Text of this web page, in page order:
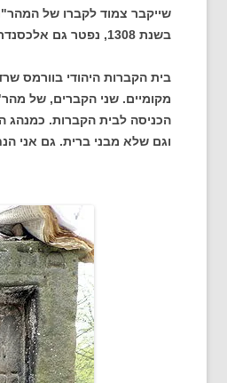
שייקבר צמוד לקברו של
בשנת 1308, נפטר גם אלכסנדר זיסקינד וימפפן ונקבר לידו.
בית הקברות היהודי בוורמס
מקומיים. שני הקברים, של
הכניסה לבית הקברות. כמנהג
וגם שלא מבני ברית. גם אני